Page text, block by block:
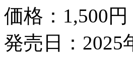
価格： 1,500円
発売日：2025